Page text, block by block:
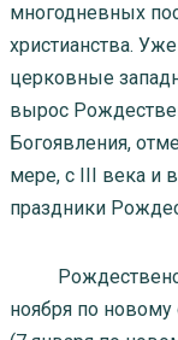
многодневных
христианства.
церковные
вырос
Богоявления,
мере, с III века и
праздники
ноября по